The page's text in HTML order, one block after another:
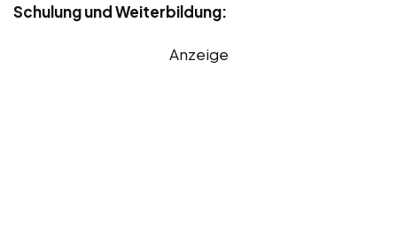
Schulung und Weiterbildung:
Anzeige